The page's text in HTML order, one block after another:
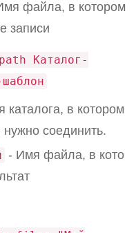
файла, в котором
записи
Каталог-
каталога, в котором
соединить.
- Имя файла, в кото